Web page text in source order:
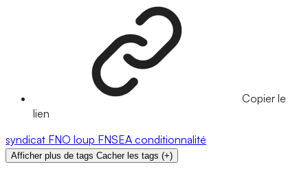
Copier le
lien
syndicat FNO loup FNSEA conditionnalité
Afficher plus de tags Cacher les tags (+)